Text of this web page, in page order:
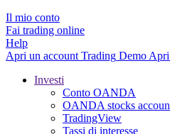
Il mio conto
Fai trading online
Help
Apri un account Trading Demo
Investi
Conto OANDA
OANDA stocks
TradingView
Tassi di interesse